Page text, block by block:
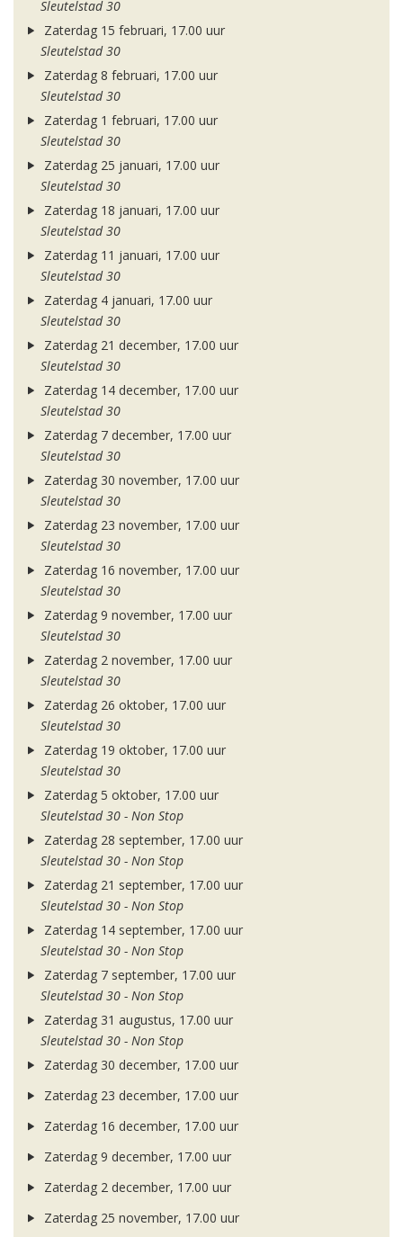
Sleutelstad 30
Zaterdag 15 februari, 17.00 uur
Sleutelstad 30
Zaterdag 8 februari, 17.00 uur
Sleutelstad 30
Zaterdag 1 februari, 17.00 uur
Sleutelstad 30
Zaterdag 25 januari, 17.00 uur
Sleutelstad 30
Zaterdag 18 januari, 17.00 uur
Sleutelstad 30
Zaterdag 11 januari, 17.00 uur
Sleutelstad 30
Zaterdag 4 januari, 17.00 uur
Sleutelstad 30
Zaterdag 21 december, 17.00 uur
Sleutelstad 30
Zaterdag 14 december, 17.00 uur
Sleutelstad 30
Zaterdag 7 december, 17.00 uur
Sleutelstad 30
Zaterdag 30 november, 17.00 uur
Sleutelstad 30
Zaterdag 23 november, 17.00 uur
Sleutelstad 30
Zaterdag 16 november, 17.00 uur
Sleutelstad 30
Zaterdag 9 november, 17.00 uur
Sleutelstad 30
Zaterdag 2 november, 17.00 uur
Sleutelstad 30
Zaterdag 26 oktober, 17.00 uur
Sleutelstad 30
Zaterdag 19 oktober, 17.00 uur
Sleutelstad 30
Zaterdag 5 oktober, 17.00 uur
Sleutelstad 30 - Non Stop
Zaterdag 28 september, 17.00 uur
Sleutelstad 30 - Non Stop
Zaterdag 21 september, 17.00 uur
Sleutelstad 30 - Non Stop
Zaterdag 14 september, 17.00 uur
Sleutelstad 30 - Non Stop
Zaterdag 7 september, 17.00 uur
Sleutelstad 30 - Non Stop
Zaterdag 31 augustus, 17.00 uur
Sleutelstad 30 - Non Stop
Zaterdag 30 december, 17.00 uur
Zaterdag 23 december, 17.00 uur
Zaterdag 16 december, 17.00 uur
Zaterdag 9 december, 17.00 uur
Zaterdag 2 december, 17.00 uur
Zaterdag 25 november, 17.00 uur